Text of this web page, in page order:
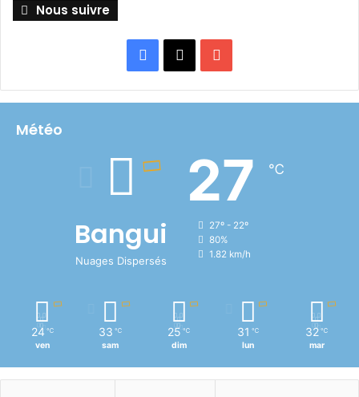
Nous suivre
Facebook
X
Météo
Bangui
Nuages Dispersés
27 ℃
27º - 22º
80%
1.82 km/h
24 ℃
ven
33 ℃
sam
25 ℃
dim
31 ℃
lun
32 ℃
mar